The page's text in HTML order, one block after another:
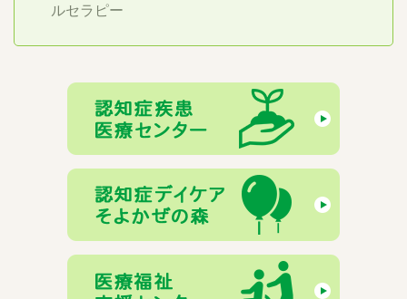
ルセラピー